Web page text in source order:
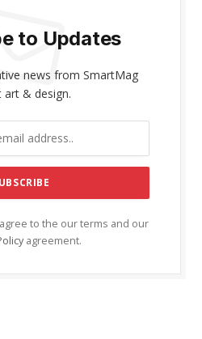
to Updates
news from SmartMag
art & design.
to the our terms and our
agreement.